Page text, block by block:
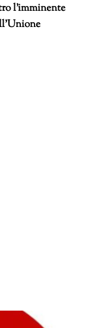
l’imminente